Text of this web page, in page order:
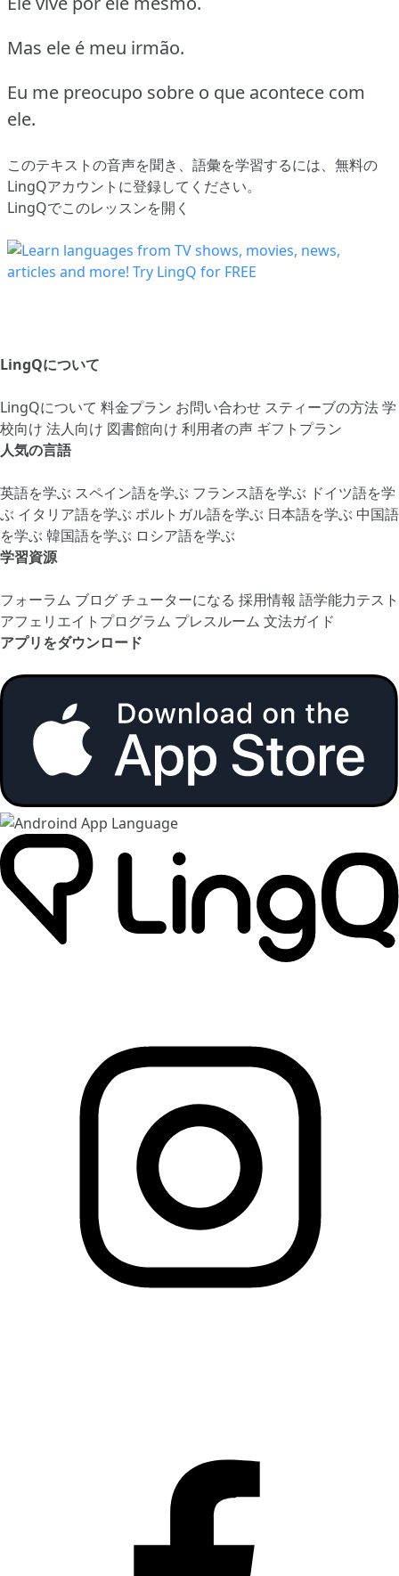
Mas ele é meu irmão.
Eu me preocupo sobre o que acontece com
ele.
このテキストの音声を聞き、語彙を学習するには、 無料の
LingQアカウントに登録してください。
LingQでこのレッスンを開く
LingQについて
LingQについて 料金プラン お問い合わせ スティーブの方法学
校向け 法人向け 図書館向け 利用者の声 ギフトプラン
人気の言語
英語を学ぶ スペイン語を学ぶ フランス語を学ぶ ドイツ語を学
ぶ イタリア語を学ぶ ポルトガル語を学ぶ 日本語を学ぶ 中国語
を学ぶ 韓国語を学ぶ ロシア語を学ぶ
学習資源
フォーラム ブログチューターになる 採用情報 語学能力テスト
アフェリエイトプログラム プレスルーム 文法ガイド
アプリをダウンロード